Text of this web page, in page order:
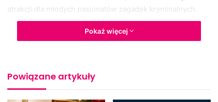
atrakcji dla młodych pasjonatów zagadek kryminalnych.
Pokaż więcej
Powiązane artykuły